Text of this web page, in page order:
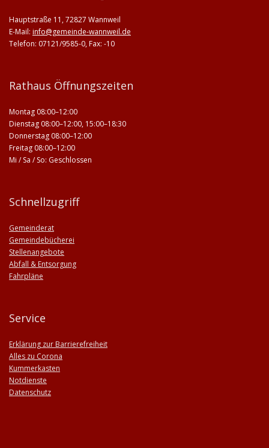
Hauptstraße 11, 72827 Wannweil
E-Mail: info@gemeinde-wannweil.de
Telefon: 07121/9585-0, Fax: -10
Rathaus Öffnungszeiten
Montag 08:00–12:00
Dienstag 08:00–12:00, 15:00–18:30
Donnerstag 08:00–12:00
Freitag 08:00–12:00
Mi / Sa / So: Geschlossen
Schnellzugriff
Gemeinderat
Gemeindebücherei
Stellenangebote
Abfall & Entsorgung
Fahrpläne
Service
Erklärung zur Barrierefreiheit
Alles zu Corona
Kummerkasten
Notdienste
Datenschutz